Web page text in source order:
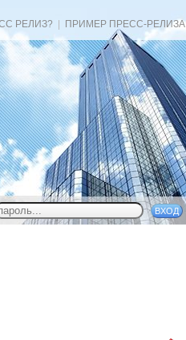
РЕЛИЗ? ПРИМЕР ПРЕСС-РЕЛИЗА